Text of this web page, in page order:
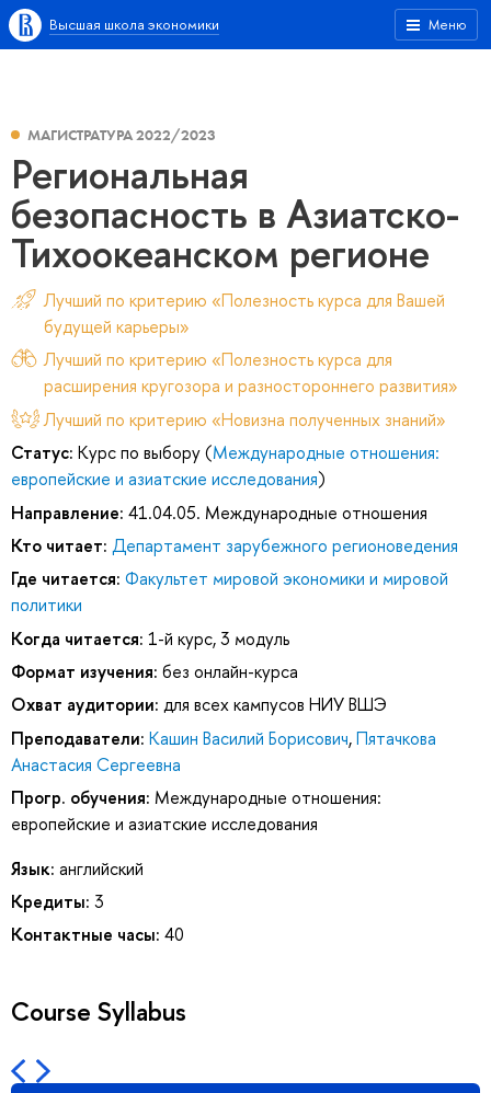
Меню
Высшая школа экономики
МАГИСТРАТУРА 2022/2023
Региональная
безопасность в Азиатско-
Тихоокеанском регионе
Лучший по критерию «Полезность курса для Вашей
будущей карьеры»
Лучший по критерию «Полезность курса для
расширения кругозора и разностороннего развития»
Лучший по критерию «Новизна полученных знаний»
Статус: Курс по выбору (Международные отношения:
европейские и азиатские исследования)
Направление: 41.04.05. Международные отношения
Кто читает: Департамент зарубежного регионоведения
Где читается: Факультет мировой экономики и мировой
политики
Когда читается: 1-й курс, 3 модуль
Формат изучения: без онлайн-курса
Охват аудитории: для всех кампусов НИУ ВШЭ
Преподаватели: Кашин Василий Борисович,Пятачкова
Анастасия Сергеевна
Прогр. обучения: Международные отношения:
европейские и азиатские исследования
Язык: английский
Кредиты: 3
Контактные часы: 40
Course Syllabus